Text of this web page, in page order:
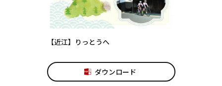
【近江】りっとうへ
ダウンロード